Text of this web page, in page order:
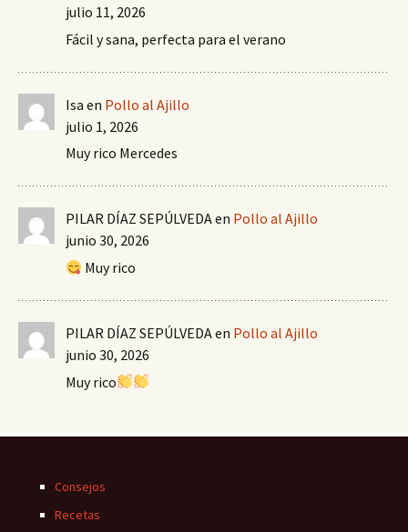
julio 11, 2026
Fácil y sana, perfecta para el verano
Isa en Pollo al Ajillo
julio 1, 2026
Muy rico Mercedes
PILAR DÍAZ SEPÚLVEDAen Pollo al Ajillo
junio 30, 2026
Muy rico
PILAR DÍAZ SEPÚLVEDAen Pollo al Ajillo
junio 30, 2026
Muy rico
Consejos
Recetas